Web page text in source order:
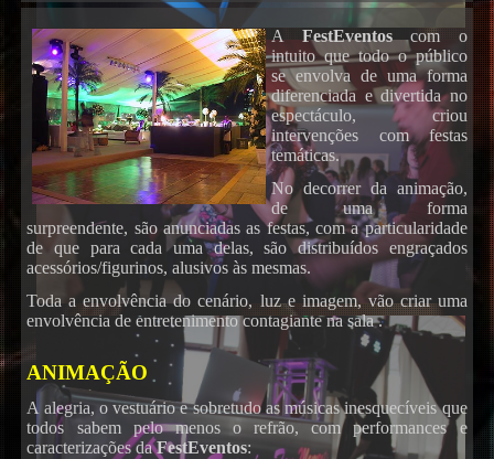
AFestEventoscom o
intuito que todo o público
se envolva de uma forma
diferenciada e divertida no
espectáculo, criou
intervenções com festas
temáticas.
No decorrer da animação,
de uma forma
surpreendente, são anunciadas as festas, com a particularidade
de que para cada uma delas, são distribuídos engraçados
acessórios/figurinos, alusivos às mesmas.
Toda a envolvência do cenário, luz e imagem, vão criar uma
envolvência de entretenimento contagiante na sala .
ANIMAÇÃO
A alegria, o vestuário e sobretudo as músicas inesquecíveis que
todos sabem pelo menos o refrão, com performances e
caracterizações daFestEventos: